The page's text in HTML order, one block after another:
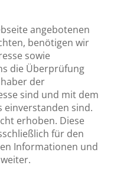
angebotenen
benötigen wir
sowie
die Überprüfung
der
sind und mit dem
einverstanden sind.
erhoben. Diese
für den
Informationen und